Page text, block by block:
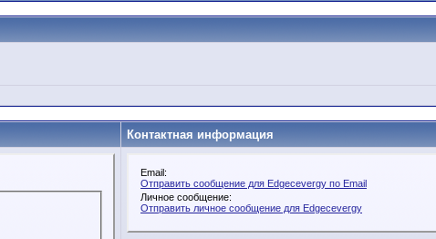
Контактная информация
Email:
Отправить сообщение для Edgecevergy по Email
Личное сообщение:
Отправить личное сообщение для Edgecevergy